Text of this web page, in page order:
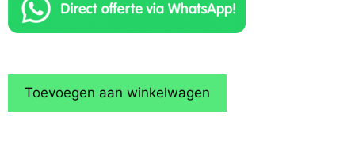
Toevoegen aan winkelwagen